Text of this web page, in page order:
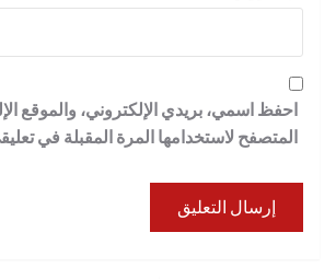
احفظ اسمي، بريدي الإلكتروني، والموقع
المتصفح لاستخدامها المرة المقبلة في